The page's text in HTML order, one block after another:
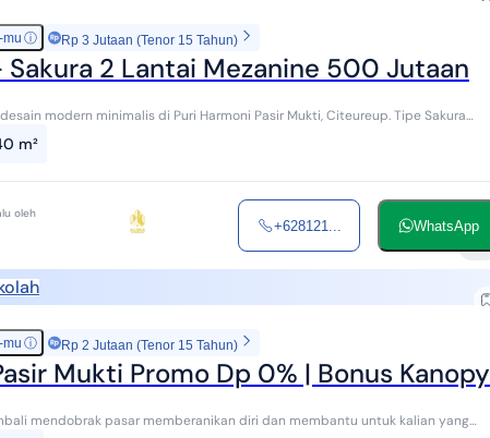
ⓘ Rp 3 Jutaan (Tenor 15 Tahun)
2 Lantai Mezanine 500 Jutaan
modern minimalis di Puri Harmoni Pasir Mukti, Citeureup. Tipe Sakura
pasangan muda ...
m²
oleh
+628121... WhatsApp
ⓘ Rp 2 Jutaan (Tenor 15 Tahun)
Mukti Promo Dp 0% | Bonus Kanopy
mendobrak pasar memberanikan diri dan membantu untuk kalian yang